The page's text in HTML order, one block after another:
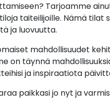
Tarjoamme
taiteilijoille. Nämä
ja luovuutta.
mahdollisuudet
on täynnä
ja inspiraatiota
paikkasi jo nyt ja